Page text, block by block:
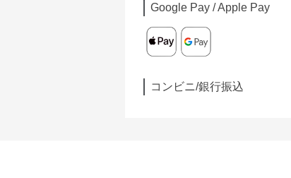
Google Pay / Apple Pay
コンビニ/銀行振込